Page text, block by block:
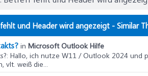
und Header wird angezeigt - Similar
in Microsoft Outlook Hilfe
: Hallo, ich nutze W11 / Outlook 2024 und
vlt. weiß die...